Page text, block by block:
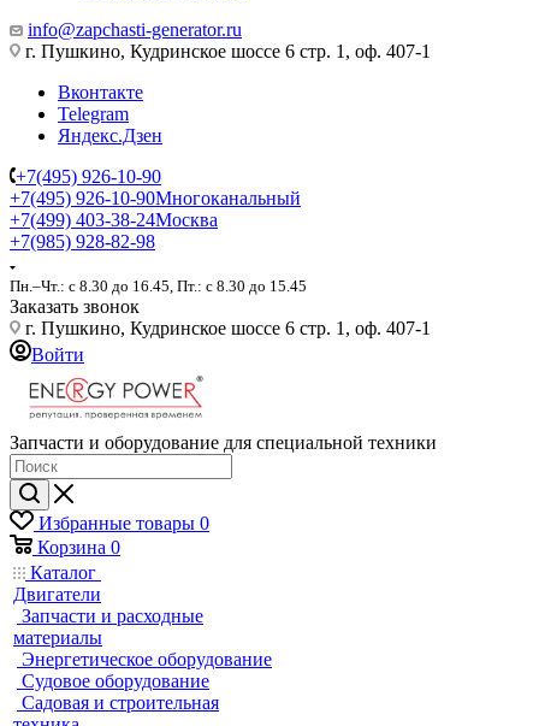
info@zapchasti-generator.ru
г. Пушкино, Кудринское шоссе 6 стр. 1, оф. 407-1
Вконтакте
Telegram
Яндекс.Дзен
+7(495) 926-10-90
+7(495) 926-10-90Многоканальный
+7(499) 403-38-24Москва
+7(985) 928-82-98
Пн.–Чт.: с 8.30 до 16.45, Пт.: с 8.30 до 15.45
Заказать звонок
г. Пушкино, Кудринское шоссе 6 стр. 1, оф. 407-1
Войти
Запчасти и оборудование для специальной техники
Избранные товары 0
Корзина 0
Каталог
Двигатели
Запчасти и расходные
материалы
Энергетическое оборудование
Судовое оборудование
Садовая и строительная